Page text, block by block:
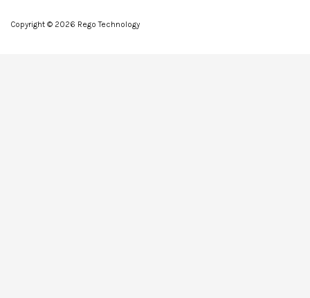
Copyright © 2026 Rego Technology